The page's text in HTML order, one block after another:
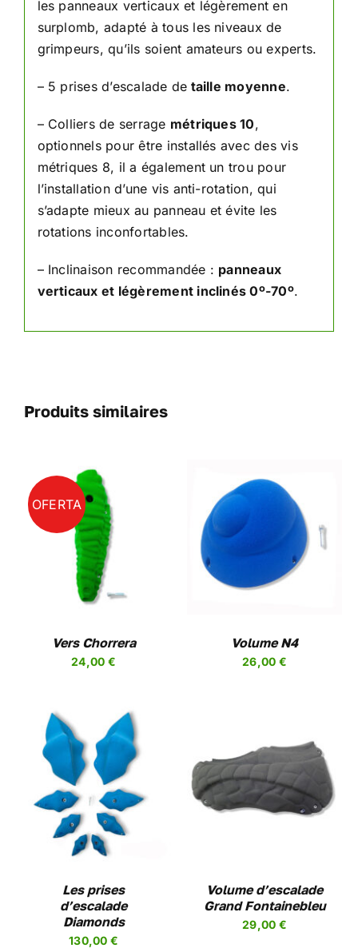
les panneaux verticaux et légèrement en
surplomb, adapté à tous les niveaux de
grimpeurs, qu’ils soient amateurs ou experts.
– 5 prises d’escalade de taille moyenne.
– Colliers de serrage métriques 10,
optionnels pour être installés avec des vis
métriques 8, il a également un trou pour
l’installation d’une vis anti-rotation, qui
s’adapte mieux au panneau et évite les
rotations inconfortables.
– Inclinaison recommandée : panneaux
verticaux et légèrement inclinés 0º-70º.
Produits similaires
OFERTA
Vers Chorrera
24,00 €
CHOIX DES OPTIONS
CE
PRODUIT
A
PLUSIEURS
OPTIONS
PEUVENT
PAGE
DU
PRODUIT
/ DETAILS
Volume N4
26,00 €
Les prises
d’escalade
Diamonds
130,00 €
CHOIX DES OPTIONS
CE
PRODUIT
A
PLUSIEURS
VARIATIONS.
OPTIONS
PEUVENT
ÊTRE
CHOISIES
DETAILS
Volume d’escalade
Grand Fontainebleu
29,00 €